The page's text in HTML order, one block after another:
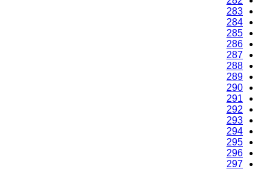
283
284
285
286
287
288
289
290
291
292
293
294
295
296
297